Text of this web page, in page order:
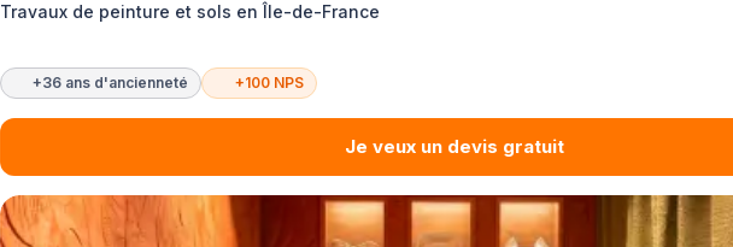
Travaux de peinture et sols en Île-de-France
+36 ans d'ancienneté +100 NPS
Je veux un devis gratuit